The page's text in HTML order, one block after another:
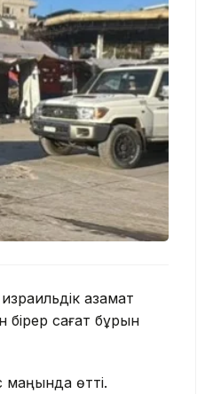
азамат
бірер сағат бұрын
маңында өтті.